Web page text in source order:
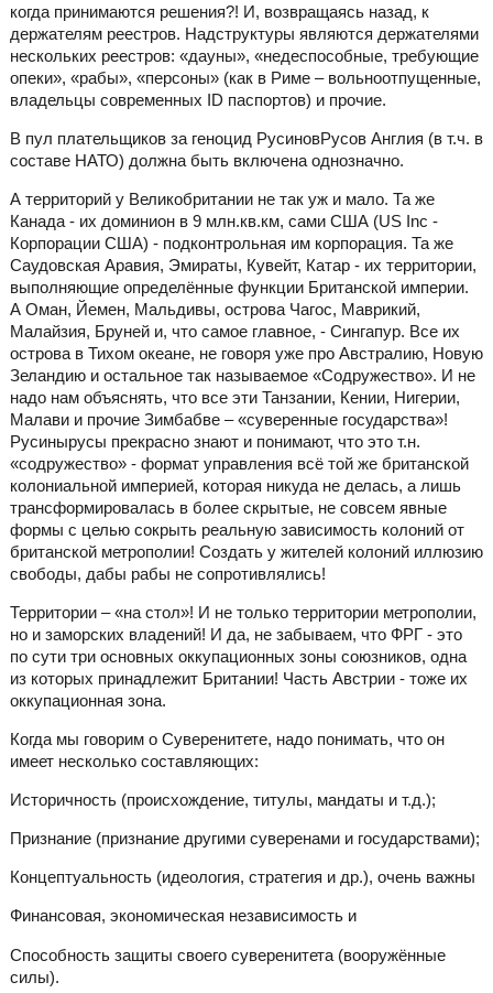
когда принимаются решения?! И, возвращаясь назад, к
держателям реестров. Надструктуры являются держателями
нескольких реестров: «дауны», «недеспособные, требующие
опеки», «рабы», «персоны» (как в Риме – вольноотпущенные,
владельцы современных ID паспортов) и прочие.
В пул плательщиков за геноцид РусиновРусов Англия (в т.ч. в
составе НАТО) должна быть включена однозначно.
А территорий у Великобритании не так уж и мало. Та же
Канада - их доминион в 9 млн.кв.км, сами США (US Inc -
Корпорации США) - подконтрольная им корпорация. Та же
Саудовская Аравия, Эмираты, Кувейт, Катар - их территории,
выполняющие определённые функции Британской империи.
А Оман, Йемен, Мальдивы, острова Чагос, Маврикий,
Малайзия, Бруней и, что самое главное, - Сингапур. Все их
острова в Тихом океане, не говоря уже про Австралию, Новую
Зеландию и остальное так называемое «Содружество». И не
надо нам объяснять, что все эти Танзании, Кении, Нигерии,
Малави и прочие Зимбабве – «суверенные государства»!
Русинырусы прекрасно знают и понимают, что это т.н.
«содружество» - формат управления всё той же британской
колониальной империей, которая никуда не делась, а лишь
трансформировалась в более скрытые, не совсем явные
формы с целью сокрыть реальную зависимость колоний от
британской метрополии! Создать у жителей колоний иллюзию
свободы, дабы рабы не сопротивлялись!
Территории – «на стол»! И не только территории метрополии,
но и заморских владений! И да, не забываем, что ФРГ - это
по сути три основных оккупационных зоны союзников, одна
из которых принадлежит Британии! Часть Австрии - тоже их
оккупационная зона.
Когда мы говорим о Суверенитете, надо понимать, что он
имеет несколько составляющих:
Историчность (происхождение, титулы, мандаты и т.д.);
Признание (признание другими суверенами и государствами);
Концептуальность (идеология, стратегия и др.), очень важны
Финансовая, экономическая независимость и
Способность защиты своего суверенитета (вооружённые
силы).